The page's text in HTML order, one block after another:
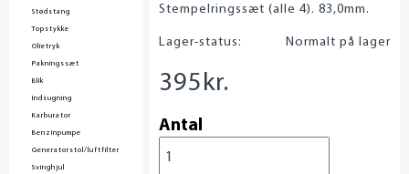
Stødstang
Topstykke
Olietryk
Pakningssæt
Blik
Indsugning
Karburator
Benzinpumpe
Generatorstol/luftfilter
Svinghjul
Stempelringssæt (alle 4). 83,0mm.
Lager-status: Normalt på lager
395kr.
Antal